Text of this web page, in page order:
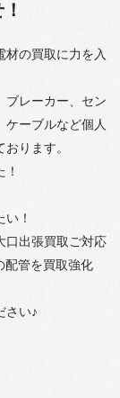
材の買取に力を入
ブレーカー、セン
ケーブルなど個人
ります。
！
口出張買取ご対応
配管を買取強化
さい♪